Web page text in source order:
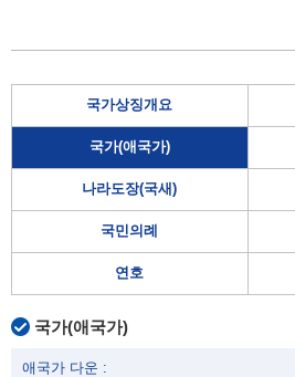
국가상징개요
국가(애국가)
나라도장(국새)
국민의례
연호
국가(애국가)
애국가 다운 :